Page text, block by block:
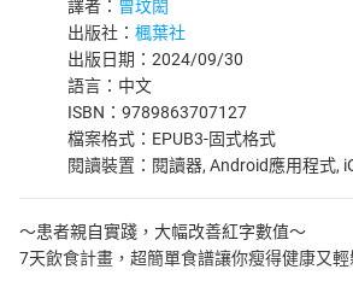
譯者： 曾玟閎
出版社： 楓葉社
出版日期：2024/09/30
語言：中文
ISBN：9789863707127
檔案格式：EPUB3-固式格式
閱讀裝置：閱讀器, Android應用程式,
～患者親自實踐，大幅改善紅字數值～
7天飲食計畫，超簡單食譜讓你瘦得健康又輕